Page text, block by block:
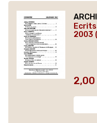
2003
Prix